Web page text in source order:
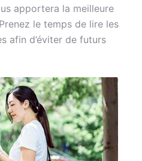
apportera la meilleure
le temps de lire les
afin d’éviter de futurs